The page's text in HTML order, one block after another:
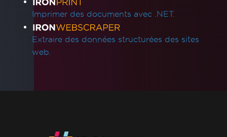
CustomDeploymentDirectory in Lambda
Questions communes
Bootstrap / Flex / CSS
Plans et niveaux Azure
Le rendu initial est lent
Dépannage rapide d'IronPDF
Imprimer des documents avec .NET.
Extraire des données structurées des sites
web.